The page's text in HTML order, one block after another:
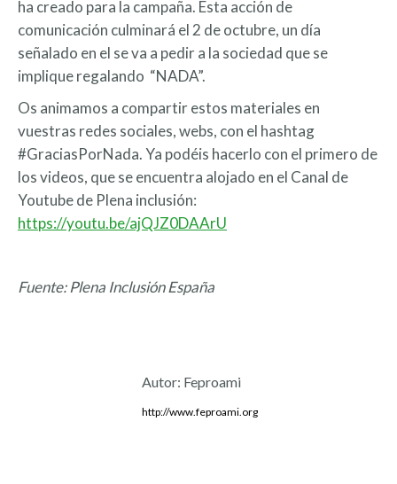
ha creado para la campaña. Esta acción de
comunicación culminará el 2 de octubre, un día
señalado en el se va a pedir a la sociedad que se
implique regalando “NADA”.
Os animamos a compartir estos materiales en
vuestras redes sociales, webs, con el hashtag
#GraciasPorNada. Ya podéis hacerlo con el primero de
los videos, que se encuentra alojado en el Canal de
Youtube de Plena inclusión:
https://youtu.be/ajQJZ0DAArU
Fuente: Plena Inclusión España
Autor: Feproami
http://www.feproami.org